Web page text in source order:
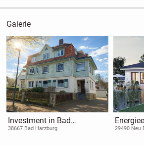
Galerie
Investment in Bad
Harzburg: Vollvermietetes
38667 Bad Harzburg
- 115
29490 Neu